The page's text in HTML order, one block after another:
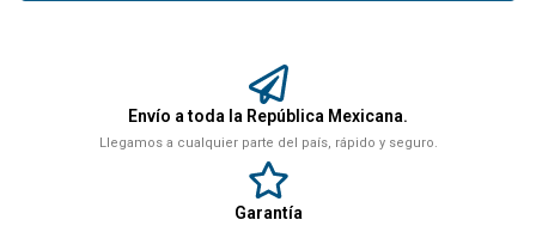
Envío a toda la República Mexicana.
Llegamos a cualquier parte del país, rápido y seguro.
Garantía